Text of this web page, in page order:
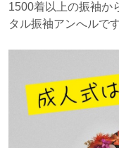
1500着以上の振袖か
タル振袖アンへルで